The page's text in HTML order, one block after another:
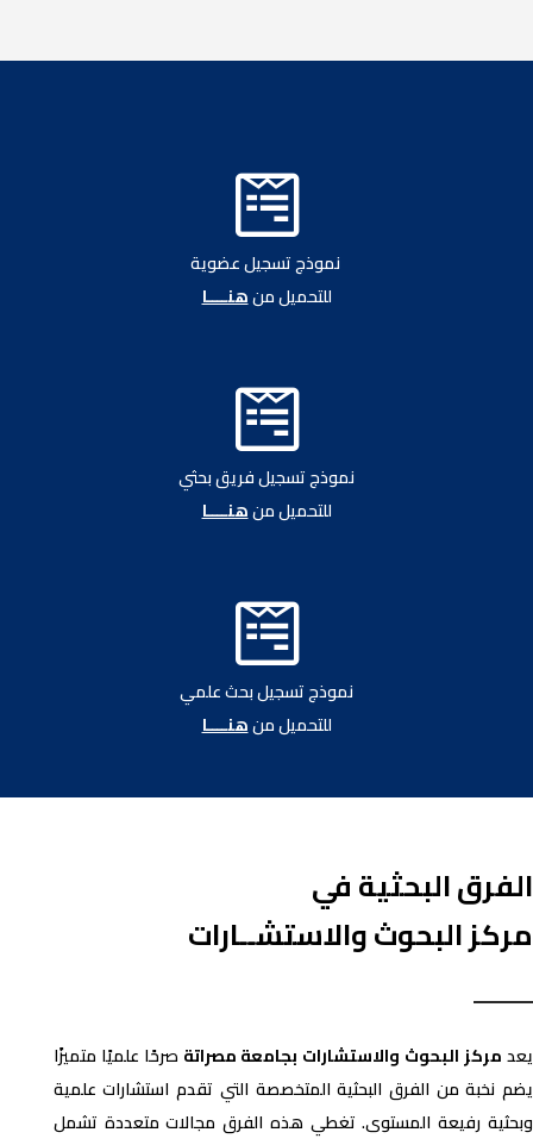

نموذج تسجيل عضوية
للتحميل منهنــــا

نموذج تسجيل فريق بحثي
للتحميل منهنــــا

نموذج تسجيل بحث علمي
للتحميل منهنــــا
الفرق البحثية في
مركز البحوث والاستشــارات
يعدمركز البحوث والاستشارات بجامعة مصراتة صرحًا علميًا متميزًا
يضم نخبة من الفرق البحثية المتخصصة التي تقدم استشارات علمية
وبحثية رفيعة المستوى. تغطي هذه الفرق مجالات متعددة تشمل